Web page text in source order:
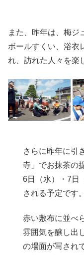
また、昨年は、梅ジ
ボールすくい、浴衣
れ、訪れた人々を楽
さらに昨年に引
寺」でお抹茶の
6日（水）・7日
される予定です。
赤い敷布に並べ
雰囲気を醸し出
の場面が写され